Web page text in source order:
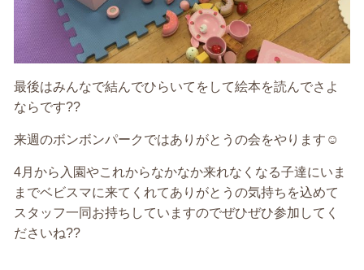
最後はみんなで結んでひらいてをして絵本を読んでさよ
ならです??
来週のボンボンパークではありがとうの会をやります☺️
4月から入園やこれからなかなか来れなくなる子達にいま
までベビスマに来てくれてありがとうの気持ちを込めて
スタッフ一同お持ちしていますのでぜひぜひ参加してく
ださいね??